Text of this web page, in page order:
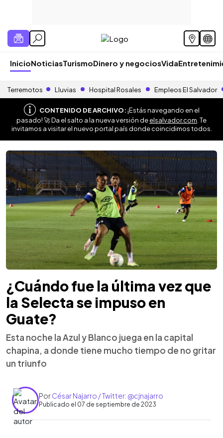
InicioNoticiasTurismoDinero y negociosVida
Terremotos Lluvias Hospital Rosales Empleos El Salvador
CONTENIDO DE ARCHIVO:¡Estás navegando en el
pasado! 🚀 Da el salto a la nueva versión deelsalvador.com . Te
invitamos a visitar el nuevo portal país donde coincidimos todos.
¿Cuándo fue la última vez que
la Selecta se impuso en
Guate?
Esta noche la Azul y Blanco juega en la capital
chapina, a donde tiene mucho tiempo de no gritar
un triunfo
PorCésar Najarro / Twitter: @cjnajarro
Publicado el 07 de septiembre de 2023